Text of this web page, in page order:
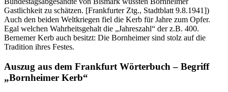
Gastlichkeit zu schätzen. [Frankfurter Ztg., Stadtblatt 9.8.1941])
Auch den beiden Weltkriegen fiel die Kerb für Jahre zum Opfer.
Egal welchen Wahrheitsgehalt die „Jahreszahl“ der z.B. 400.
Bernemer Kerb auch besitzt: Die Bornheimer sind stolz auf die
Tradition ihres Festes.
Auszug aus dem Frankfurt Wörterbuch – Begriff
„Bornheimer Kerb“